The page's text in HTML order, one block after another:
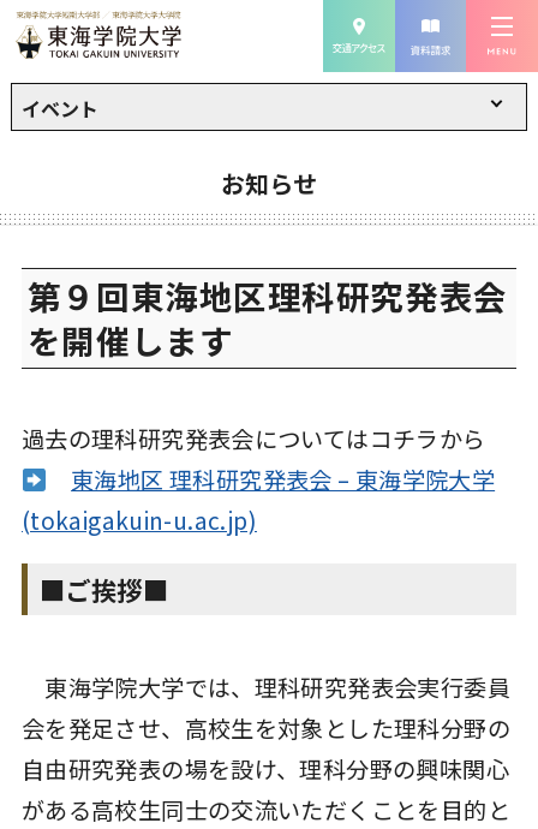
イベント
お知らせ
第９回東海地区理科研究発表会
を開催します
過去の理科研究発表会についてはコチラから
東海地区 理科研究発表会 – 東海学院大学
(tokaigakuin-u.ac.jp)
■ご挨拶■
東海学院大学では、理科研究発表会実行委員
会を発足させ、高校生を対象とした理科分野の
自由研究発表の場を設け、理科分野の興味関心
がある高校生同士の交流いただくことを目的と